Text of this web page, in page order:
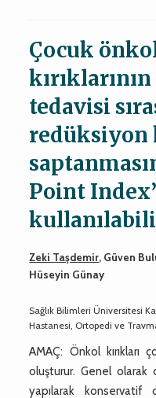
Çocuk
tedavisi
redüksiyon
Point
Zeki Taşdemir, Güven
Hüseyin Günay
Sağlık Bilimleri Üniversitesi
Hastanesi, Ortopedi ve
AMAÇ: Önkol kırıkları
oluşturur. Genel olarak
yapılarak